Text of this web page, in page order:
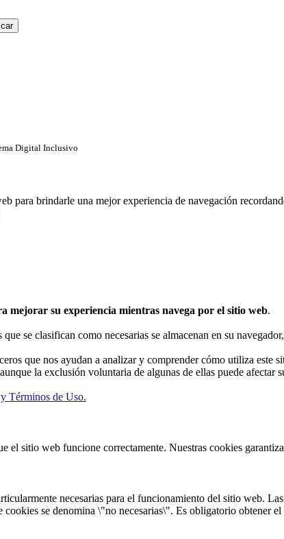
Digital Inclusivo
para brindarle una mejor experiencia de navegación
mejorar su experiencia mientras navega por el sitio web.
que se clasifican como necesarias se almacenan en su
que nos ayudan a analizar y comprender cómo utiliza
la exclusión voluntaria de algunas de ellas puede afectar
Términos de Uso.
el sitio web funcione correctamente. Nuestras cookies
necesarias para el funcionamiento del sitio web.
se denomina \"no necesarias\". Es obligatorio obtener